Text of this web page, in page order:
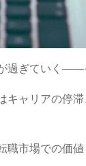
ぎていく――
ャリアの停
市場での価値